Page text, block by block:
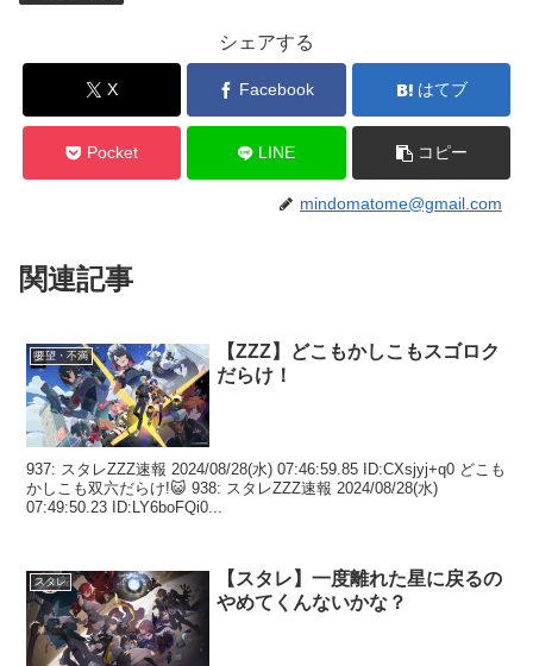
シェアする
X Facebook はてブ
Pocket LINE コピー
mindomatome@gmail.com
関連記事
要望・不満
【ZZZ】どこもかしこもスゴロク
だらけ！
937: スタレZZZ速報 2024/08/28(水) 07:46:59.85 ID:CXsjyj+q0 どこも
かしこも双六だらけ!😺 938: スタレZZZ速報 2024/08/28(水)
07:49:50.23 ID:LY6boFQi0...
スタレ
【スタレ】一度離れた星に戻るの
やめてくんないかな？